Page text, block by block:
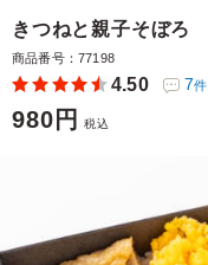
きつねと親子そぼろ
商品番号：77198
4.50 7件
980円 税込